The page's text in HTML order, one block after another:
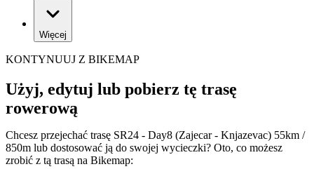
Więcej
KONTYNUUJ Z BIKEMAP
Użyj, edytuj lub pobierz tę trasę
rowerową
Chcesz przejechać trasę SR24 - Day8 (Zajecar - Knjazevac) 55km /
850m lub dostosować ją do swojej wycieczki? Oto, co możesz
zrobić z tą trasą na Bikemap: